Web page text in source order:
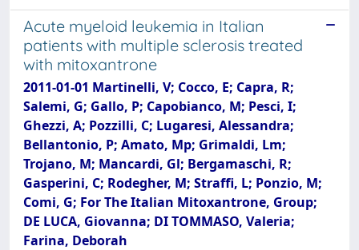
Acute myeloid leukemia in Italian
patients with multiple sclerosis treated
with mitoxantrone
2011-01-01 Martinelli, V; Cocco, E; Capra, R;
Salemi, G; Gallo, P; Capobianco, M; Pesci, I;
Ghezzi, A; Pozzilli, C; Lugaresi, Alessandra;
Bellantonio, P; Amato, Mp; Grimaldi, Lm;
Trojano, M; Mancardi, Gl; Bergamaschi, R;
Gasperini, C; Rodegher, M; Straffi, L; Ponzio, M;
Comi, G; For The Italian Mitoxantrone, Group;
DE LUCA, Giovanna; DI TOMMASO, Valeria;
Farina, Deborah